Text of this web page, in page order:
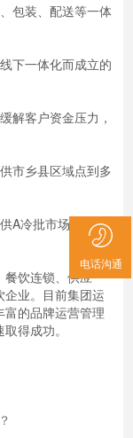
包装、配送等一体
下一体化而成立的
客户资金压力，
市乡县区域点到多
A冷批市场到B冷
饮连锁、供应
业。目前集团运
的品牌运营管理
得成功。
电话沟通